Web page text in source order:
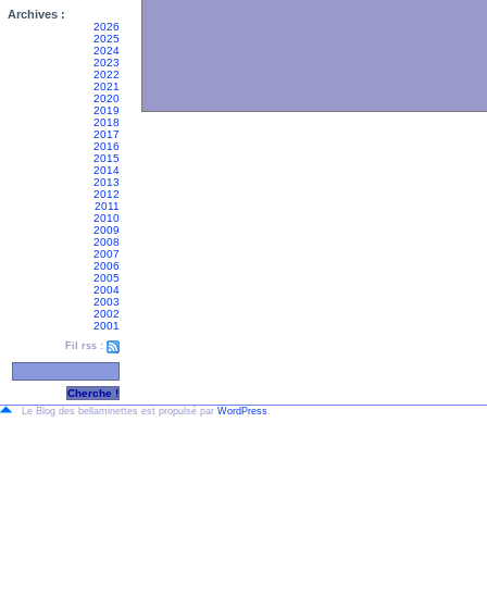
Archives :
2026
2025
2024
2023
2022
2021
2020
2019
2018
2017
2016
2015
2014
2013
2012
2011
2010
2009
2008
2007
2006
2005
2004
2003
2002
2001
Fil rss :
Le Blog des bellaminettes est propulsé par WordPress.